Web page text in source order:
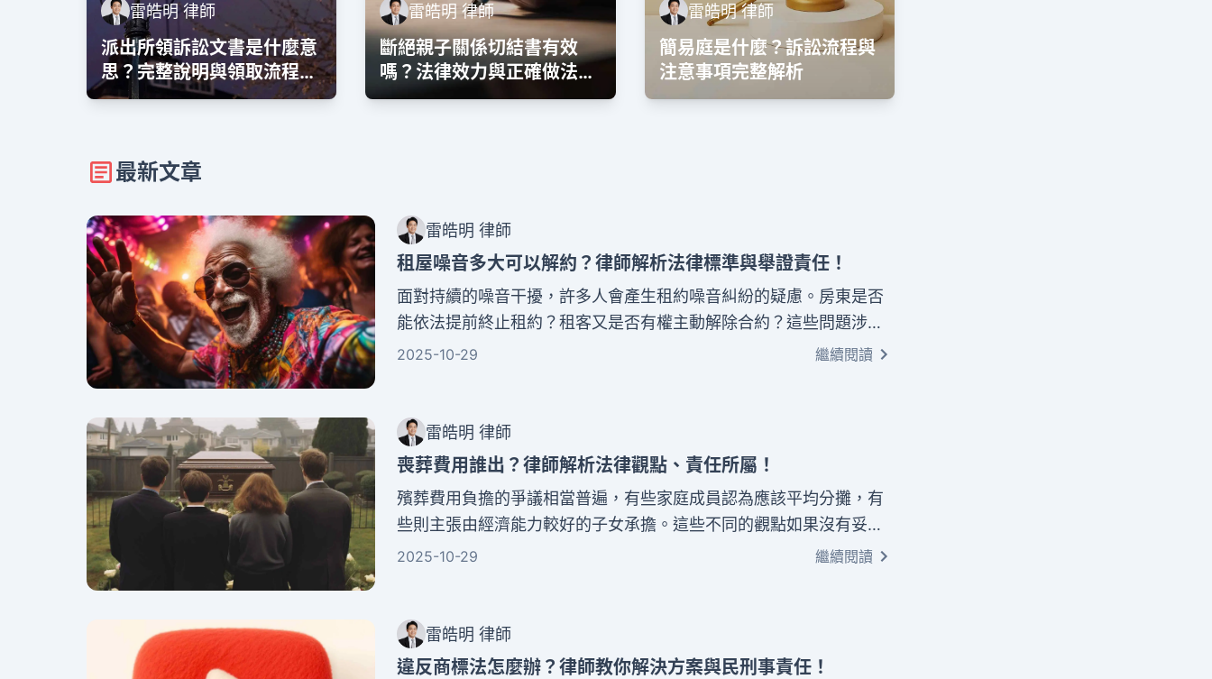
雷皓明 律師
派出所領訴訟文書是什麼意
思？完整說明與領取流程指
南
雷皓明 律師
斷絕親子關係切結書有效
嗎？法律效力與正確做法完
整解析
雷皓明 律師
簡易庭是什麼？訴訟流程與
注意事項完整解析
最新文章
雷皓明 律師
租屋噪音多大可以解約？律師解析法律標準與舉證責任！
面對持續的噪音干擾，許多人會產生租約噪音糾紛的疑慮。房東是否
能依法提前終止租約？租客又是否有權主動解除合約？這些問題涉及
民法、噪音管制法等多項法規。本文將從律師的專業角度，詳細解析
2025-10-29 繼續閱讀
雷皓明 律師
喪葬費用誰出？律師解析法律觀點、責任所屬！
殯葬費用負擔的爭議相當普遍，有些家庭成員認為應該平均分攤，有
些則主張由經濟能力較好的子女承擔。這些不同的觀點如果沒有妥善
處理，很容易演變成長期的家庭紛爭。面對這樣的困境，尋求專業法
以及相關的政府補助資源，幫助您化解家庭衝突，讓親人安息，家屬
釋懷。
2025-10-29 繼續閱讀
雷皓明 律師
違反商標法怎麼辦？律師教你解決方案與民刑事責任！